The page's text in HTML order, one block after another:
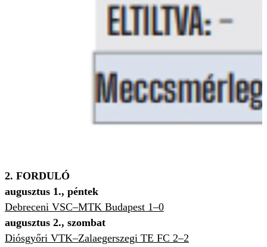
2. FORDULÓ
augusztus 1., péntek
Debreceni VSC–MTK Budapest 1–0
augusztus 2., szombat
Diósgyőri VTK–Zalaegerszegi TE FC 2–2